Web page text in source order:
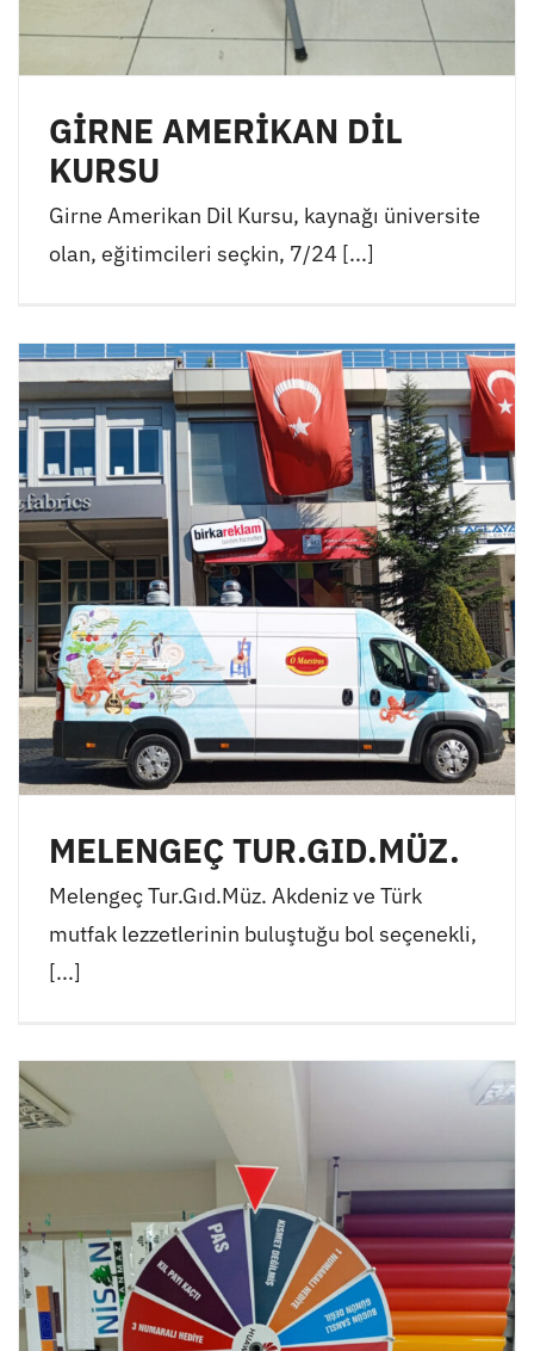
GİRNE AMERİKAN DİL
KURSU
Girne Amerikan Dil Kursu, kaynağı üniversite
olan, eğitimcileri seçkin, 7/24 [...]
MELENGEÇ TUR.GID.MÜZ.
Melengeç Tur.Gıd.Müz. Akdeniz ve Türk
mutfak lezzetlerinin buluştuğu bol seçenekli,
[...]